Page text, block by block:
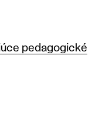
pedagogické